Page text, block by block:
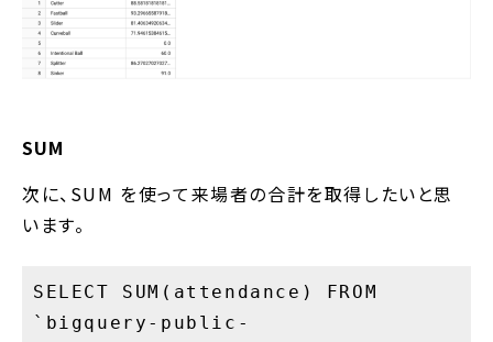
SUM
次に、SUM を使って来場者の合計を取得したいと思
います。
SELECT SUM(attendance) FROM
`bigquery-public-